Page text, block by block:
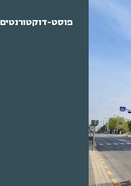
פוסט-דוקטורנטים 2020